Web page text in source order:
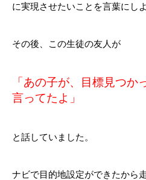
に実現させたいことを言葉にし
その後、この生徒の友人が
「あの子が、目標見つか
言ってたよ」
と話していました。
ナビで目的地設定ができたから